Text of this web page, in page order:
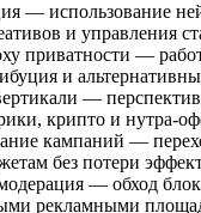
— использование
и управления
приватности —
и
—
крипто и нутра-
кампаний —
без потери
— обход
рекламными